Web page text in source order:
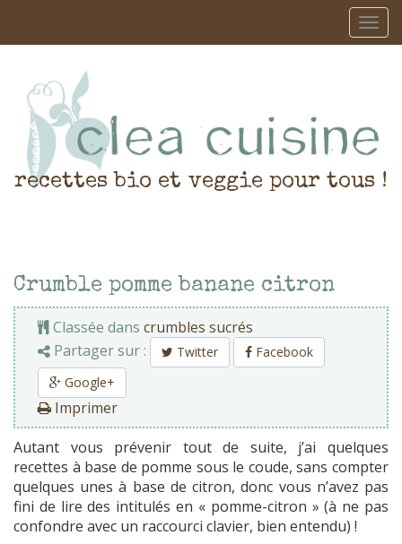
recettes bio et veggie pour tous !
Crumble pomme banane citron
Classée dans crumbles sucrés
Partager sur :
Twitter
Facebook
Google+
Imprimer
Autant vous prévenir tout de suite, j’ai quelques
recettes à base de pomme sous le coude, sans compter
quelques unes à base de citron, donc vous n’avez pas
fini de lire des intitulés en « pomme-citron » (à ne pas
confondre avec un raccourci clavier, bien entendu) !